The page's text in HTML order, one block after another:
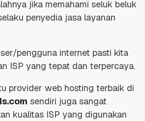
jika memahami seluk beluk
penyedia jasa layanan
pengguna internet pasti kita
ISP yang tepat dan terpercaya.
provider web hosting terbaik di
sendiri juga sangat
kualitas ISP yang digunakan